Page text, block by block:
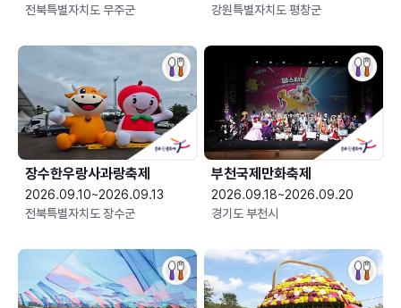
전북특별자치도 무주군
강원특별자치도 평창군
장수한우랑사과랑축제
2026.09.10~2026.09.13
전북특별자치도 장수군
부천국제만화축제
2026.09.18~2026.09.20
경기도 부천시